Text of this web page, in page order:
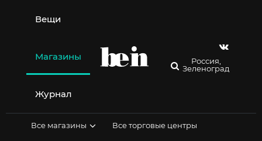
содержимому
Вещи
Магазины
Журнал
Россия,
Зеленоград
Все магазины Все торговые центры